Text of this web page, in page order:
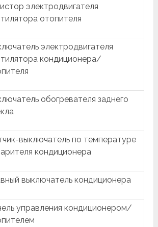
электродвигателя
отопителя
электродвигателя
кондиционера/
обогревателя заднего
выключатель по температуре
кондиционера
выключатель кондиционера
управления кондиционером/